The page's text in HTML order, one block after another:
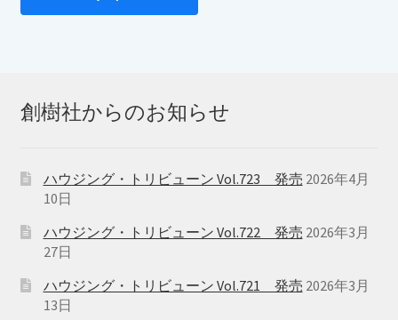
創樹社からのお知らせ
ハウジング・トリビューン Vol.723 発売 2026年4月
10日
ハウジング・トリビューン Vol.722 発売 2026年3月
27日
ハウジング・トリビューン Vol.721 発売 2026年3月
13日